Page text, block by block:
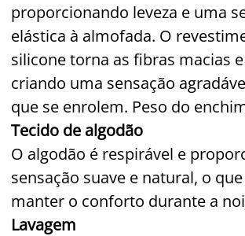
proporcionando leveza e uma
elástica à almofada. O
silicone torna as fibras macias
criando uma sensação
que se enrolem. Peso do
Tecido de algodão
O algodão é respirável e
sensação suave e natural, o
manter o conforto durante a
Lavagem